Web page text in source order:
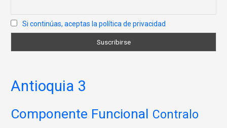
Si continúas, aceptas la política de privacidad
Antioquia 3
Componente Funcional Contralo